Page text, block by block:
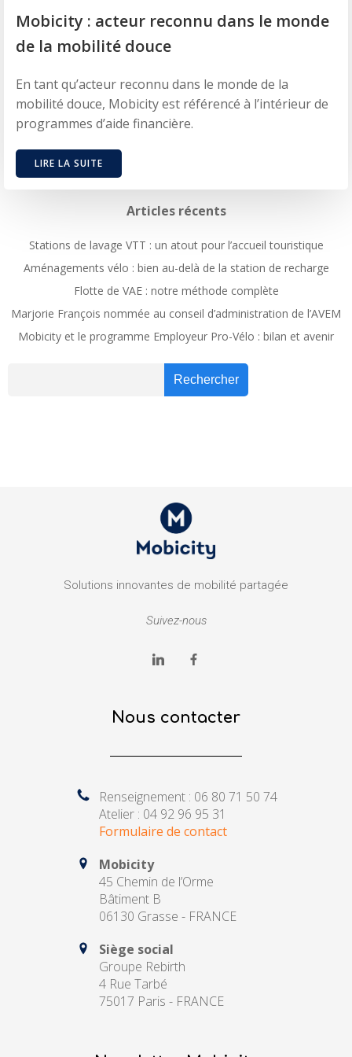
Mobicity : acteur reconnu dans le monde
de la mobilité douce
En tant qu’acteur reconnu dans le monde de la
mobilité douce, Mobicity est référencé à l’intérieur de
programmes d’aide financière.
LIRE LA SUITE
Articles récents
Stations de lavage VTT : un atout pour l’accueil touristique
Aménagements vélo : bien au-delà de la station de recharge
Flotte de VAE : notre méthode complète
Marjorie François nommée au conseil d’administration de l’AVEM
Mobicity et le programme Employeur Pro-Vélo : bilan et avenir
Rechercher
Solutions innovantes de mobilité partagée
Suivez-nous
Nous contacter
Renseignement : 06 80 71 50 74
Atelier : 04 92 96 95 31
Formulaire de contact
Mobicity
45 Chemin de l’Orme
Bâtiment B
06130 Grasse - FRANCE
Siège social
Groupe Rebirth
4 Rue Tarbé
75017 Paris - FRANCE